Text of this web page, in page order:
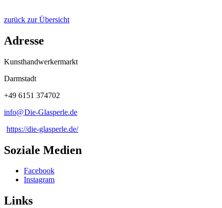
zurück zur Übersicht
Adresse
Kunsthandwerkermarkt
Darmstadt
+49 6151 374702
info@Die-Glasperle.de
https://die-glasperle.de/
Soziale Medien
Facebook
Instagram
Links